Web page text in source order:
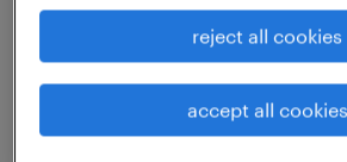
Lidl Mechelen zoekt een
manager! Ontvang een vast
2.784,60 bruto plus premies
maaltijdcheques in een hecht
reject all cookies
accept all cookies